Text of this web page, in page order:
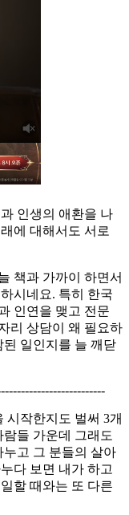
인생의 애환을 나
에 대해서도 서로
책과 가까이 하면서
시네요. 특히 한국
인연을 맺고 전문
리 상담이 왜 필요하
일인지를 늘 깨닫
시작한지도 벌써 3개
들 가운데 그래도
고 그 분들의 살아
다 보면 내가 하고
할 때와는 또 다른